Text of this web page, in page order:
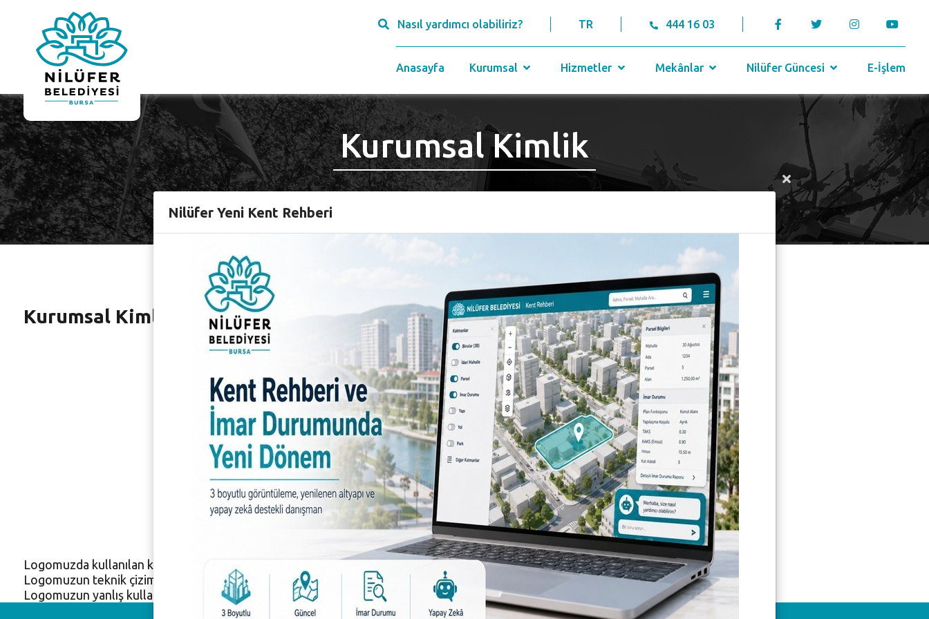
Nasıl yardımcı olabiliriz? TR 444 16 03
Anasayfa Kurumsal Hizmetler Mekânlar Nilüfer Güncesi E-İşlem
Kurumsal Kimlik
Kurumsal Kimlik
Nilüfer Belediyesi Logoları
PNG EPS Ingilizce Beyaz PNG
Logomuzda kullanılan kurumsal renk kodlarımız için
tıklayınız.
Logomuzun teknik çizimi için
tıklayınız.
Logomuzun yanlış kullanım örnekleri içintıklayınız.
Nilüfer Yeni Kent Rehberi